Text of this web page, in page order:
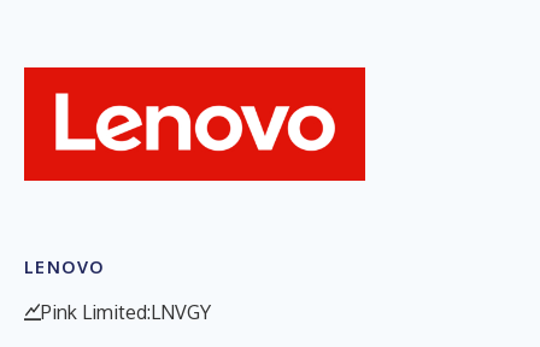
LENOVO
Pink Limited:LNVGY